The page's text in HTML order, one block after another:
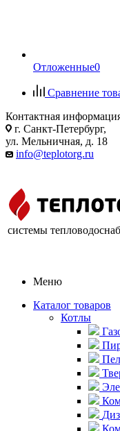
Отложенные0
Сравнение
Контактная
г. Санкт-Петербург,
ул. Мельничная, д. 18
info@teplotorg.ru
системы
Меню
Каталог товаров
Котлы